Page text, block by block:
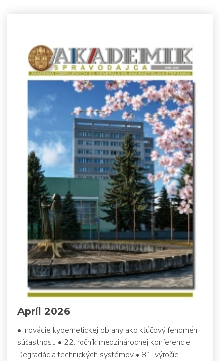
Apríl 2026
• Inovácie kybernetickej obrany ako kľúčový fenomén
súčastnosti • 22. ročník medzinárodnej konferencie
Degradácia technických systémov • 81. výročie